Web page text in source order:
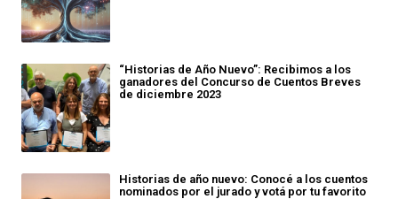
“Historias de Año Nuevo”: Recibimos a los
ganadores del Concurso de Cuentos Breves
de diciembre 2023
Historias de año nuevo: Conocé a los cuentos
nominados por el jurado y votá por tu favorito